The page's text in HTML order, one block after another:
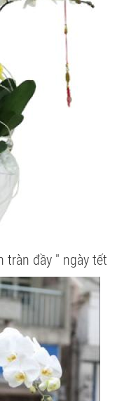
tràn đầy " ngày tết